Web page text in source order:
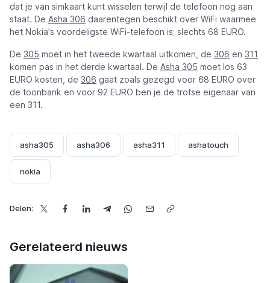
dat je van simkaart kunt wisselen terwijl de telefoon nog aan
staat. De Asha 306 daarentegen beschikt over WiFi waarmee
het Nokia's voordeligste WiFi-telefoon is; slechts 68 EURO.
De 305 moet in het tweede kwartaal uitkomen, de 306 en 311
komen pas in het derde kwartaal. De Asha 305 moet los 63
EURO kosten, de 306 gaat zoals gezegd voor 68 EURO over
de toonbank en voor 92 EURO ben je de trotse eigenaar van
een 311.
asha305 asha306 asha311 ashatouch
nokia
Delen:
Gerelateerd nieuws